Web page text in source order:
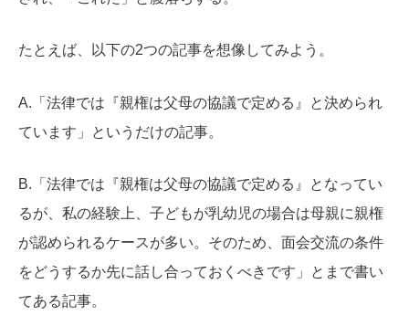
たとえば、以下の2つの記事を想像してみよう。
A.「法律では『親権は父母の協議で定める』と決められ
ています」というだけの記事。
B.「法律では『親権は父母の協議で定める』となってい
るが、私の経験上、子どもが乳幼児の場合は母親に親権
が認められるケースが多い。そのため、面会交流の条件
をどうするか先に話し合っておくべきです」とまで書い
てある記事。